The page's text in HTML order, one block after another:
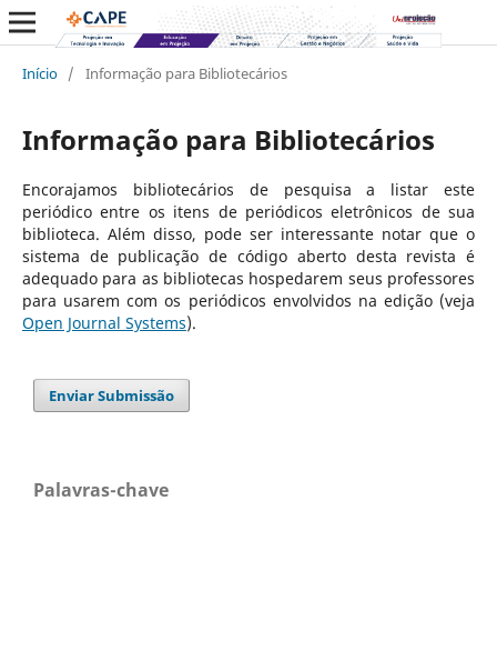
Início / Informação para Bibliotecários
Informação para Bibliotecários
Encorajamos bibliotecários de pesquisa a listar este
periódico entre os itens de periódicos eletrônicos de sua
biblioteca. Além disso, pode ser interessante notar que o
sistema de publicação de código aberto desta revista é
adequado para as bibliotecas hospedarem seus professores
para usarem com os periódicos envolvidos na edição (veja
Open Journal Systems).
Enviar Submissão
Palavras-chave